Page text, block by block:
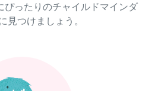
ったりのチャイルドマインダ
見つけましょう。